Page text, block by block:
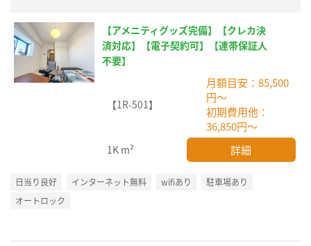
【アメニティグッズ完備】【クレカ決
済対応】【電子契約可】【連帯保証人
不要】
【1R-501】
月額目安：85,500
円～
初期費用他：
36,850円～
1K m² 詳細
日当り良好 インターネット無料 wifiあり
駐車場あり
オートロック